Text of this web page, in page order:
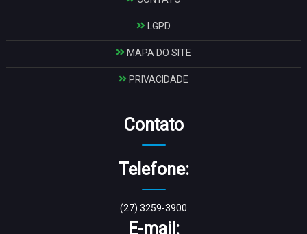
LGPD
MAPA DO SITE
PRIVACIDADE
Contato
Telefone:
(27) 3259-3900
E-mail: